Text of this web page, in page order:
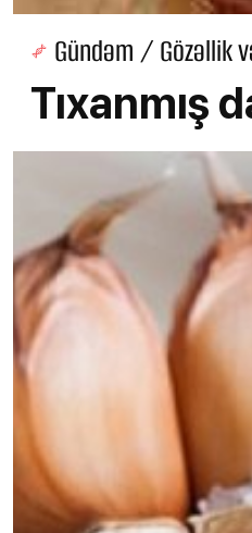
Gündəm / Gözəllik
Tıxanmış